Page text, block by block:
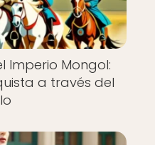
Imperio Mongol:
a través del